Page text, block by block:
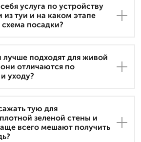
услуга по устройству
туи и на каком этапе
посадки?
лучше подходят для живой
отличаются по
уходу?
тую для
зеленой стены и
всего мешают получить